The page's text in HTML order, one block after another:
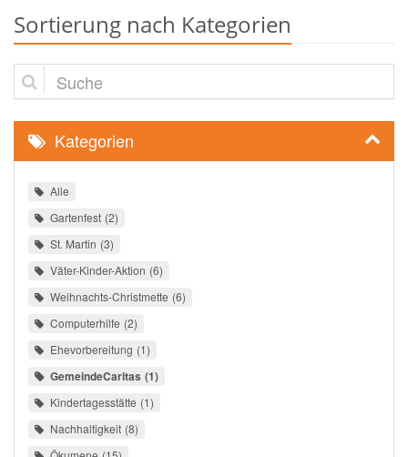
Sortierung nach Kategorien
Suche
Kategorien
Alle
Gartenfest 2
St. Martin 3
Väter-Kinder-Aktion 6
Weihnachts-Christmette 6
Computerhilfe 2
Ehevorbereitung 1
GemeindeCaritas 1
Kindertagesstätte 1
Nachhaltigkeit 8